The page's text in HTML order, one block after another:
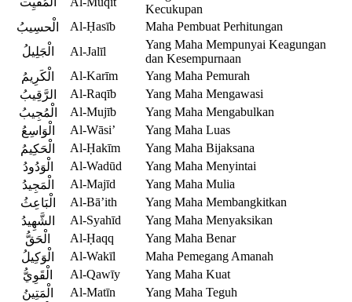
Kecukupan
الْحسِيبُ
Al-Ḥasīb
Maha Pembuat Perhitungan
الْجَلِيلُ
Al-Jalīl
Yang Maha Mempunyai Keagungan
dan Kesempurnaan
الْكَرِيمُ
Al-Karīm
Yang Maha Pemurah
الرَّقِيبُ
Al-Raqīb
Yang Maha Mengawasi
الْمُجِيبُ
Al-Mujīb
Yang Maha Mengabulkan
الْوَاسِعُ
Al-Wāsi’
Yang Maha Luas
الْحَكِيمُ
Al-Ḥakīm
Yang Maha Bijaksana
الْوَدُودُ
Al-Wadūd
Yang Maha Menyintai
الْمَجِيدُ
Al-Majīd
Yang Maha Mulia
الْبَاعِثُ
Al-Bā’ith
Yang Maha Membangkitkan
الشَّهِيدُ
Al-Syahīd
Yang Maha Menyaksikan
الْحَقُّ
Al-Ḥaqq
Yang Maha Benar
الْوَكِيلُ
Al-Wakīl
Maha Pemegang Amanah
الْقَوِيُّ
Al-Qawīy
Yang Maha Kuat
الْمَتِينُ
Al-Matīn
Yang Maha Teguh